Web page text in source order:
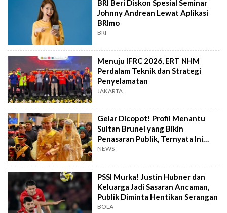
BRI Beri Diskon Spesial Seminar
Johnny Andrean Lewat Aplikasi
BRImo
BRI
Menuju IFRC 2026, ERT NHM
Perdalam Teknik dan Strategi
Penyelamatan
JAKARTA
Gelar Dicopot! Profil Menantu
Sultan Brunei yang Bikin
Penasaran Publik, Ternyata Ini
Kasusnya
NEWS
PSSI Murka! Justin Hubner dan
Keluarga Jadi Sasaran Ancaman,
Publik Diminta Hentikan Serangan
BOLA